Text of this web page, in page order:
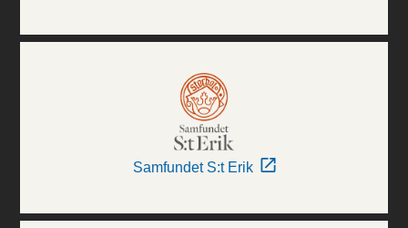
Samfundet S:t Erik